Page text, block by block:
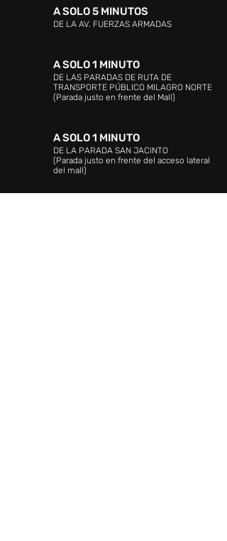
A SOLO 5 MINUTOS
DE LA AV. FUERZAS ARMADAS
A SOLO 1 MINUTO
DE LAS PARADAS DE RUTA DE
TRANSPORTE PÚBLICO MILAGRO NORTE
(Parada justo en frente del Mall)
A SOLO 1 MINUTO
DE LA PARADA SAN JACINTO
(Parada justo en frente del acceso lateral
del mall)